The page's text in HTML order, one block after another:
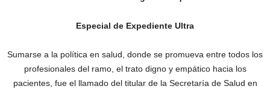
Especial de Expediente Ultra
Sumarse a la política en salud, donde se promueva entre todos los
profesionales del ramo, el trato digno y empático hacia los
pacientes, fue el llamado del titular de la Secretaría de Salud en